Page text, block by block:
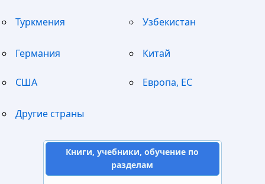
Туркмения Узбекистан
Германия Китай
США Европа, ЕС
Другие страны
Книги, учебники, обучение по
разделам